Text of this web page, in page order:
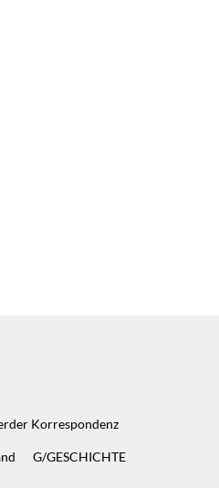
Korrespondenz
G/GESCHICHTE